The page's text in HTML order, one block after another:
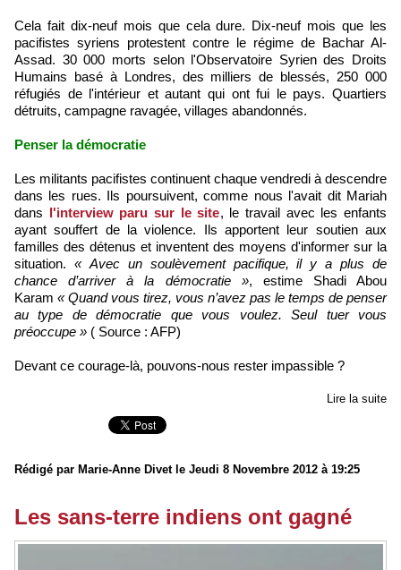
Cela fait dix-neuf mois que cela dure. Dix-neuf mois que les
pacifistes syriens protestent contre le régime de Bachar Al-
Assad. 30 000 morts selon l'Observatoire Syrien des Droits
Humains basé à Londres, des milliers de blessés, 250 000
réfugiés de l'intérieur et autant qui ont fui le pays. Quartiers
détruits, campagne ravagée, villages abandonnés.
Penser la démocratie
Les militants pacifistes continuent chaque vendredi à descendre
dans les rues. Ils poursuivent, comme nous l'avait dit Mariah
dans l'interview paru sur le site, le travail avec les enfants
ayant souffert de la violence. Ils apportent leur soutien aux
familles des détenus et inventent des moyens d'informer sur la
situation. « Avec un soulèvement pacifique, il y a plus de
chance d’arriver à la démocratie », estime Shadi Abou
Karam « Quand vous tirez, vous n’avez pas le temps de penser
au type de démocratie que vous voulez. Seul tuer vous
préoccupe » ( Source : AFP)
Devant ce courage-là, pouvons-nous rester impassible ?
Lire la suite
Rédigé par Marie-Anne Divet le Jeudi 8 Novembre 2012 à 19:25
Les sans-terre indiens ont gagné